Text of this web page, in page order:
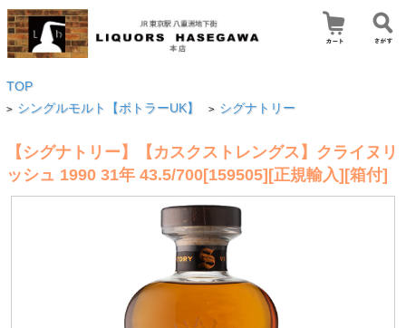
TOP
> シングルモルト【ボトラーUK】 > シグナトリー
【シグナトリー】【カスクストレングス】クライヌリ
ッシュ 1990 31年 43.5/700[159505][正規輸入][箱付]